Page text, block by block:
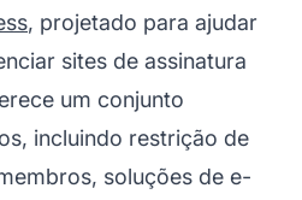
, projetado para ajudar
sites de assinatura
um conjunto
incluindo restrição de
soluções de e-